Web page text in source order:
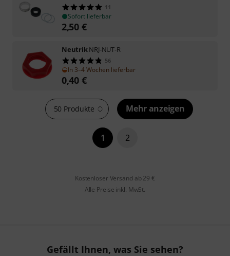
11
Sofort lieferbar
2,50 €
NeutrikNRJ-NUT-R
56
In 3–4 Wochen lieferbar
0,40 €
50 Produkte Mehr anzeigen
1 2
Kostenloser Versand ab 29 €
Alle Preise inkl. MwSt.
Gefällt Ihnen, was Sie sehen?